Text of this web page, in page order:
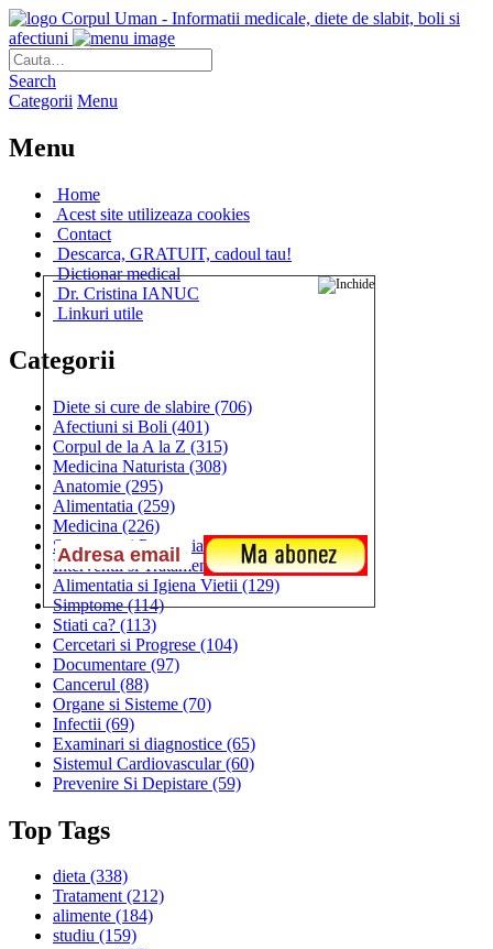
Corpul Uman - Informatii medicale, diete de slabit, boli si
afectiuni
Search
Categorii Menu
Menu
Home
Acest site utilizeaza cookies
Contact
Descarca, GRATUIT, cadoul tau!
Dictionar medical
Dr. Cristina IANUC
Linkuri utile
Categorii
Diete si cure de slabire (706)
Afectiuni si Boli (401)
Corpul de la A la Z (315)
Medicina Naturista (308)
Anatomie (295)
Alimentatia (259)
Medicina (226)
Sanatatea si Preventia(170)
Interventii si Tratamente(167)
Alimentatia si Igiena Vietii (129)
Simptome(114)
Stiati ca? (113)
Cercetari si Progrese (104)
Documentare (97)
Cancerul (88)
Organe si Sisteme (70)
Infectii (69)
Examinari si diagnostice (65)
Sistemul Cardiovascular(60)
Prevenire Si Depistare (59)
Top Tags
dieta (338)
Tratament(212)
alimente (184)
studiu (159)